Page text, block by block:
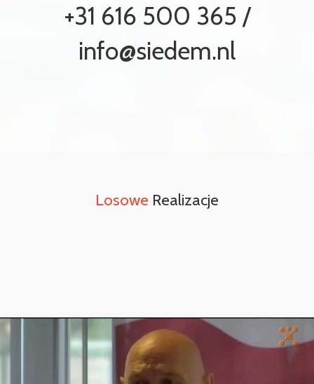
+31 616 500 365 /
info@siedem.nl
Losowe Realizacje